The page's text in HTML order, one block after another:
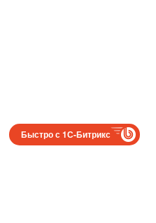
Быстро с 1С-Битрикс